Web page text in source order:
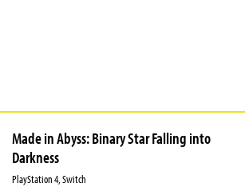
Made in Abyss: Binary Star Falling into
Darkness
PlayStation 4, Switch